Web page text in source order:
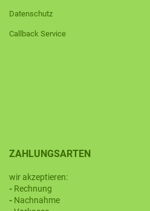
Datenschutz
Callback Service
ZAHLUNGSARTEN
wir akzeptieren:
- Rechnung
- Nachnahme